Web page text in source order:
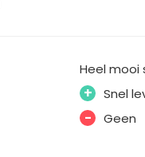
Heel mooi
+ Snel
- Geen